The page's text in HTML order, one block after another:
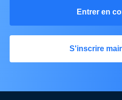
Entrer en
S'inscrire